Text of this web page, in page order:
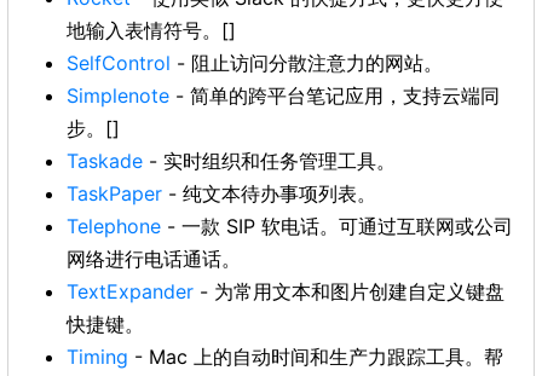
地输入表情符号。[]
SelfControl - 阻止访问分散注意力的网站。
Simplenote - 简单的跨平台笔记应用，支持云端同
步。[]
Taskade - 实时组织和任务管理工具。
TaskPaper - 纯文本待办事项列表。
Telephone - 一款 SIP 软电话。可通过互联网或公司
网络进行电话通话。
TextExpander - 为常用文本和图片创建自定义键盘
快捷键。
Timing - Mac 上的自动时间和生产力跟踪工具。帮